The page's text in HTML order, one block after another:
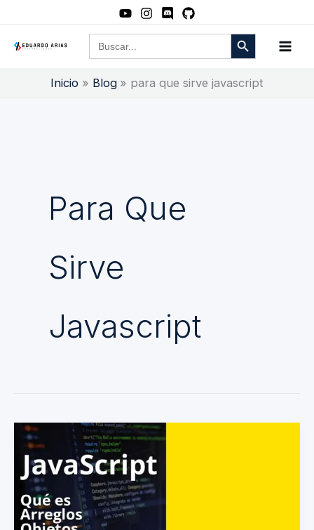
contenido
Buscar: Botón de búsqueda
Inicio Blog para que sirve javascript
Para Que
Sirve
Javascript
Qué
es
Javascript:
variables,
tipos